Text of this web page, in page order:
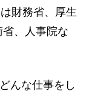
財務省、厚生
、人事院な
んな仕事をし